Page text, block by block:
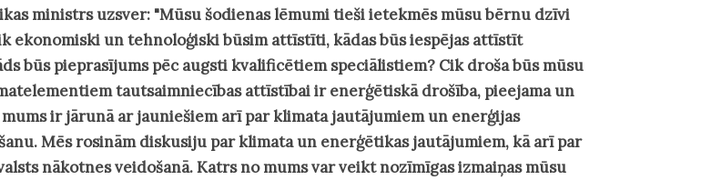
ministrs uzsver: "Mūsu šodienas lēmumi tieši ietekmēs mūsu bērnu dzīvi
ekonomiski un tehnoloģiski būsim attīstīti, kādas būs iespējas attīstīt
būs pieprasījums pēc augsti kvalificētiem speciālistiem? Cik droša būs mūsu
tautsaimniecības attīstībai ir enerģētiskā drošība, pieejama un
ir jārunā ar jauniešiem arī par klimata jautājumiem un enerģijas
Mēs rosinām diskusiju par klimata un enerģētikas jautājumiem, kā arī par
nākotnes veidošanā. Katrs no mums var veikt nozīmīgas izmaiņas mūsu